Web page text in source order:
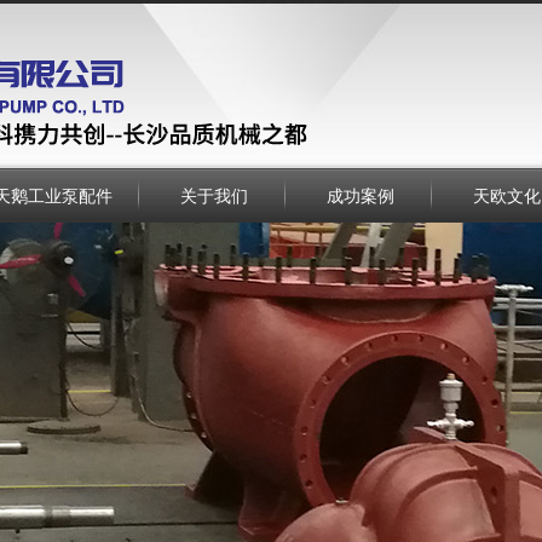
鹅工业泵配件 关于我们 成功案例 天欧文化